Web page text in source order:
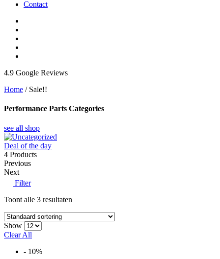
Contact
4.9 Google Reviews
Home / Sale!!
Performance Parts Categories
see all shop
Deal of the day
4 Products
Previous
Next
Filter
Toont alle 3 resultaten
Show
Clear All
- 10%